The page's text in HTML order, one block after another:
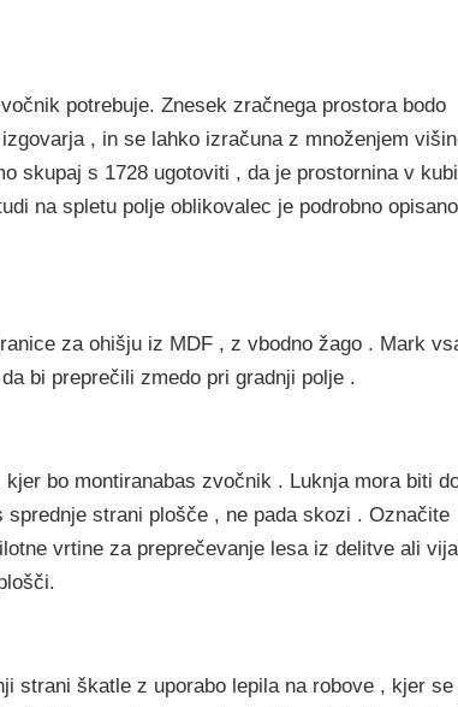
potrebuje. Znesek zračnega prostora bodo
, in se lahko izračuna z množenjem
skupaj s 1728 ugotoviti , da je prostornina v
na spletu polje oblikovalec je podrobno
za ohišju iz MDF , z vbodno žago . Mark
bi preprečili zmedo pri gradnji polje .
bo montiranabas zvočnik . Luknja mora biti
strani plošče , ne pada skozi . Označite
vrtine za preprečevanje lesa iz delitve ali
strani škatle z uporabo lepila na robove , kjer se